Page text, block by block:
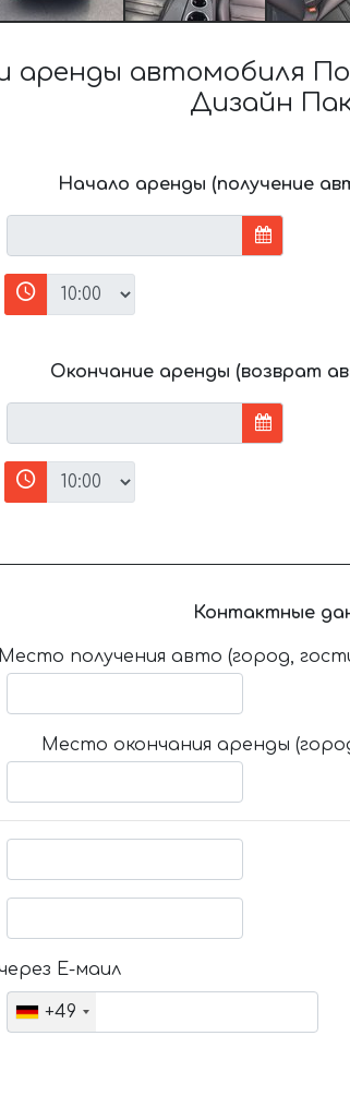
аренды автомобиля
Дизайн
Начало аренды (получение
Окончание аренды (возврат
Контактные
Место получения авто (город,
Место окончания аренды
Е-маил
+49